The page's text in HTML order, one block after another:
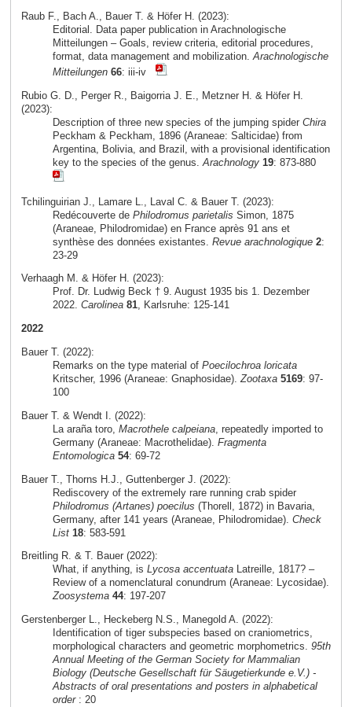
Raub F., Bach A., Bauer T. & Höfer H. (2023):
Editorial. Data paper publication in Arachnologische
Mitteilungen – Goals, review criteria, editorial procedures,
format, data management and mobilization.Arachnologische
Mitteilungen 66: iii-iv
Rubio G. D., Perger R., Baigorria J. E., Metzner H. & Höfer H.
(2023):
Description of three new species of the jumping spider Chira
Peckham & Peckham, 1896 (Araneae: Salticidae) from
Argentina, Bolivia, and Brazil, with a provisional identification
key to the species of the genus. Arachnology 19: 873-880
Tchilinguirian J., Lamare L., Laval C. & Bauer T. (2023):
Redécouverte de Philodromus parietalis Simon, 1875
(Araneae, Philodromidae) en France après 91 ans et
synthèse des données existantes. Revue arachnologique 2:
23-29
Verhaagh M. & Höfer H. (2023):
Prof. Dr. Ludwig Beck † 9. August 1935 bis 1. Dezember
2022. Carolinea 81, Karlsruhe: 125-141
2022
Bauer T. (2022):
Remarks on the type material of Poecilochroa loricata
Kritscher, 1996 (Araneae: Gnaphosidae).Zootaxa 5169: 97-
100
Bauer T. & Wendt I. (2022):
La araña toro, Macrothele calpeiana, repeatedly imported to
Germany (Araneae: Macrothelidae). Fragmenta
Entomologica 54: 69-72
Bauer T., Thorns H.J., Guttenberger J. (2022):
Rediscovery of the extremely rare running crab spider
Philodromus (Artanes) poecilus (Thorell, 1872) in Bavaria,
Germany, after 141 years (Araneae, Philodromidae). Check
List 18: 583-591
Breitling R. & T. Bauer (2022):
What, if anything, is Lycosa accentuataLatreille, 1817? –
Review of a nomenclatural conundrum (Araneae: Lycosidae).
Zoosystema 44: 197-207
Gerstenberger L., Heckeberg N.S., Manegold A. (2022):
Identification of tiger subspecies based on craniometrics,
morphological characters and geometric morphometrics. 95th
Annual Meeting of the German Society for Mammalian
Biology (Deutsche Gesellschaft für Säugetierkunde e.V.) -
Abstracts of oral presentations and posters in alphabetical
order: 20